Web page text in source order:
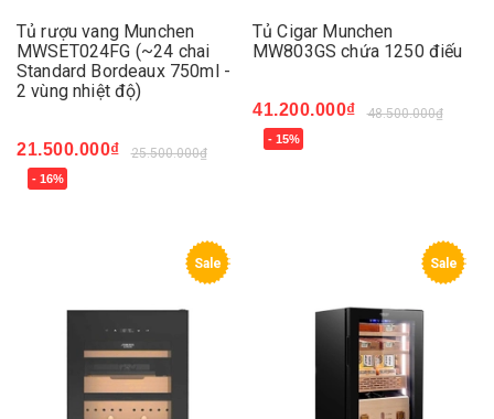
Tủ rượu vang Munchen
MWSET024FG (~24 chai
Standard Bordeaux 750ml -
2 vùng nhiệt độ)
21.500.000₫ 25.500.000₫
- 16%
Tủ Cigar Munchen
MW803GS chứa 1250 điếu
41.200.000₫ 48.500.000₫
- 15%
Sale Sale